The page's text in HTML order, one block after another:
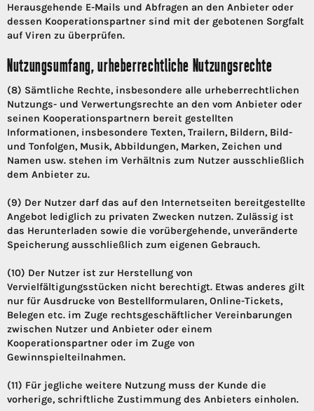
Herausgehende E-Mails und Abfragen an den Anbieter oder
dessen Kooperationspartner sind mit der gebotenen Sorgfalt
auf Viren zu überprüfen.
Nutzungsumfang, urheberrechtliche Nutzungsrechte
(8) Sämtliche Rechte, insbesondere alle urheberrechtlichen
Nutzungs- und Verwertungsrechte an den vom Anbieter oder
seinen Kooperationspartnern bereit gestellten
Informationen, insbesondere Texten, Trailern, Bildern, Bild-
und Tonfolgen, Musik, Abbildungen, Marken, Zeichen und
Namen usw. stehen im Verhältnis zum Nutzer ausschließlich
dem Anbieter zu.
(9) Der Nutzer darf das auf den Internetseiten bereitgestellte
Angebot lediglich zu privaten Zwecken nutzen. Zulässig ist
das Herunterladen sowie die vorübergehende, unveränderte
Speicherung ausschließlich zum eigenen Gebrauch.
(10) Der Nutzer ist zur Herstellung von
Vervielfältigungsstücken nicht berechtigt. Etwas anderes gilt
nur für Ausdrucke von Bestellformularen, Online-Tickets,
Belegen etc. im Zuge rechtsgeschäftlicher Vereinbarungen
zwischen Nutzer und Anbieter oder einem
Kooperationspartner oder im Zuge von
Gewinnspielteilnahmen.
(11) Für jegliche weitere Nutzung muss der Kunde die
vorherige, schriftliche Zustimmung des Anbieters einholen.